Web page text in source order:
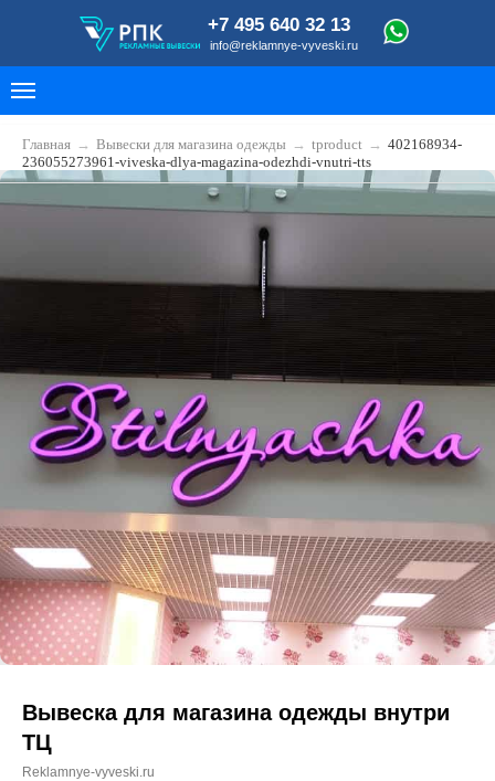
Главная → Вывески для магазина одежды → tproduct → 402168934-
236055273961-viveska-dlya-magazina-odezhdi-vnutri-tts
+7 495 640 32 13
info@reklamnye-vyveski.ru
Вывеска для магазина одежды внутри
ТЦ
Reklamnye-vyveski.ru